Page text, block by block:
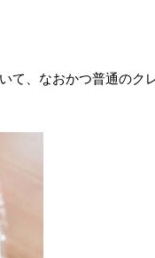
て、なおかつ普通のク